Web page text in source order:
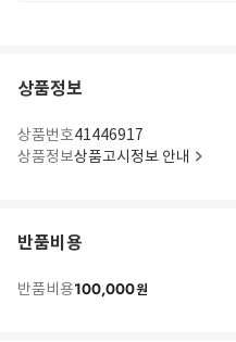
상품정보
상품번호41446917
상품정보상품고시정보 안내
반품비용
반품비용100,000원